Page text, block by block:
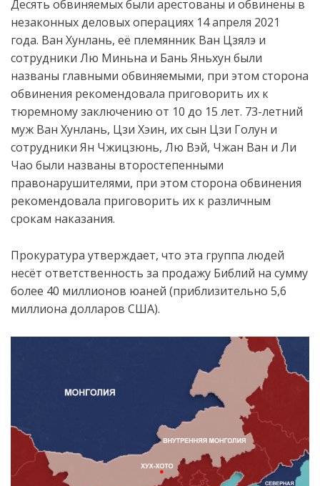
Десять обвиняемых были арестованы и обвинены в
незаконных деловых операциях 14 апреля 2021
года. Ван Хунлань, её племянник Ван Цзялэ и
сотрудники Лю Миньна и Бань Яньхун были
названы главными обвиняемыми, при этом сторона
обвинения рекомендовала приговорить их к
тюремному заключению от 10 до 15 лет. 73-летний
муж Ван Хунлань, Цзи Хэин, их сын Цзи Голун и
сотрудники Ян Чжицзюнь, Лю Вэй, Чжан Ван и Ли
Чао были названы второстепенными
правонарушителями, при этом сторона обвинения
рекомендовала приговорить их к различным
срокам наказания.
Прокуратура утверждает, что эта группа людей
несёт ответственность за продажу Библий на сумму
более 40 миллионов юаней (приблизительно 5,6
миллиона долларов США).